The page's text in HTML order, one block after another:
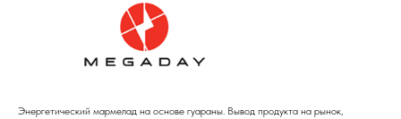
Энергетический мармелад на основе гуараны. Вывод продукта на рынок,